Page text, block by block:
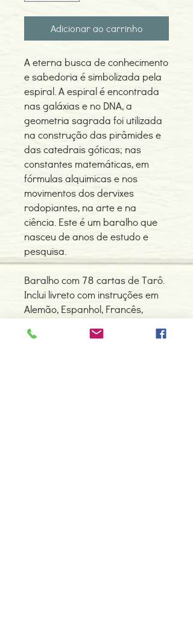
Adicionar ao carrinho
A eterna busca de conhecimento
e sabedoria é simbolizada pela
espiral. A espiral é encontrada
nas galáxias e no DNA, a
geometria sagrada foi utilizada
na construção das pirâmides e
das catedrais góticas; nas
constantes matemáticas, em
fórmulas alquimicas e nos
movimentos dos dervixes
rodopiantes, na arte e na
ciência. Este é um baralho que
nasceu de anos de estudo e
pesquisa.
Baralho com 78 cartas de Tarô.
Inclui livreto com instruções em
Alemão, Espanhol, Francês,